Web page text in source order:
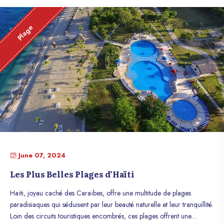
offrent une immersion dans une culture vibrante, une histoire
fascinante et une nature préservée. En choisissant de visiter Haïti, les
voyageurs ont l’opportunité de découvrir un joyau des Caraïbes, tout
en contribuant au développement économique et au bien-être de ce
pays extraordinaire.
Plage
June 07, 2024
Les Plus Belles Plages d’Haïti
Haïti, joyau caché des Caraïbes, offre une multitude de plages
paradisiaques qui séduisent par leur beauté naturelle et leur tranquillité.
Loin des circuits touristiques encombrés, ces plages offrent une